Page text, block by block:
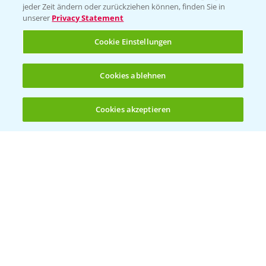
(noch 4)
KONTAKT
Hilfe in Notfällen
+49 (0)214/30-20220
jeder Zeit ändern oder zurückziehen können, finden Sie in
unserer Privacy Statement
Cookie Einstellungen
Cookies ablehnen
Cookies akzeptieren